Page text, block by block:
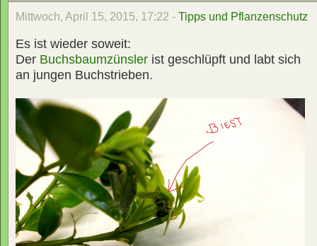
Mittwoch, April 15, 2015, 17:22 - Tipps und Pflanzenschutz
Es ist wieder soweit:
Der Buchsbaumzünsler ist geschlüpft und labt sich
an jungen Buchstrieben.